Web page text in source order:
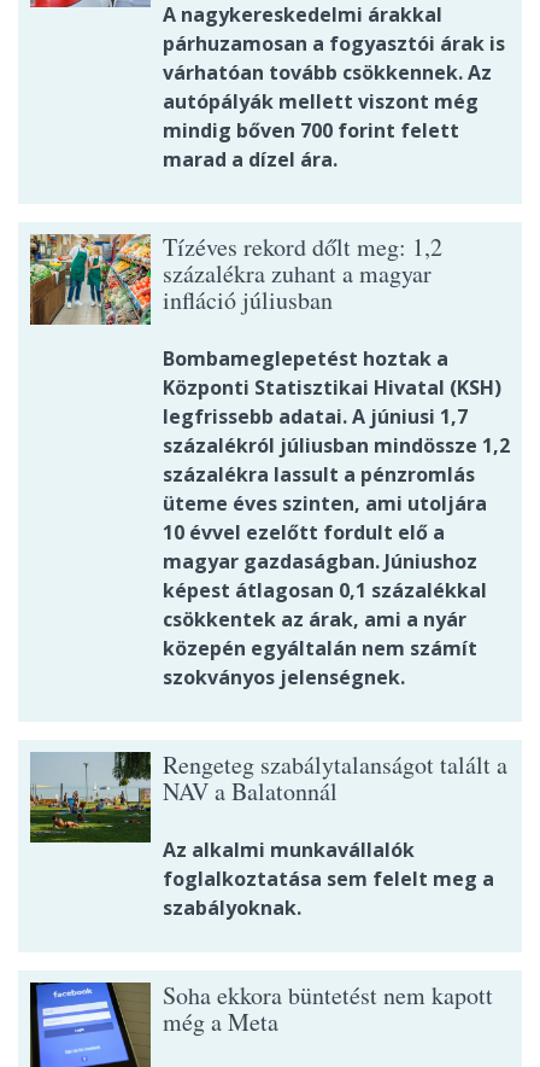
A nagykereskedelmi árakkal
párhuzamosan a fogyasztói árak is
várhatóan tovább csökkennek. Az
autópályák mellett viszont még
mindig bőven 700 forint felett
marad a dízel ára.
Tízéves rekord dőlt meg: 1,2
százalékra zuhant a magyar
infláció júliusban
Bombameglepetést hoztak a
Központi Statisztikai Hivatal (KSH)
legfrissebb adatai. A júniusi 1,7
százalékról júliusban mindössze 1,2
százalékra lassult a pénzromlás
üteme éves szinten, ami utoljára
10 évvel ezelőtt fordult elő a
magyar gazdaságban. Júniushoz
képest átlagosan 0,1 százalékkal
csökkentek az árak, ami a nyár
közepén egyáltalán nem számít
szokványos jelenségnek.
Rengeteg szabálytalanságot talált a
NAV a Balatonnál
Az alkalmi munkavállalók
foglalkoztatása sem felelt meg a
szabályoknak.
Soha ekkora büntetést nem kapott
még a Meta